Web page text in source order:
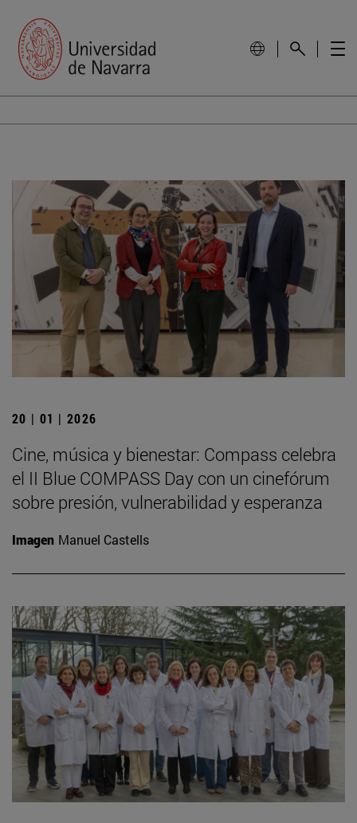
20 | 01 | 2026
Cine, música y bienestar: Compass celebra
el II Blue COMPASS Day con un cinefórum
sobre presión, vulnerabilidad y esperanza
Imagen Manuel Castells